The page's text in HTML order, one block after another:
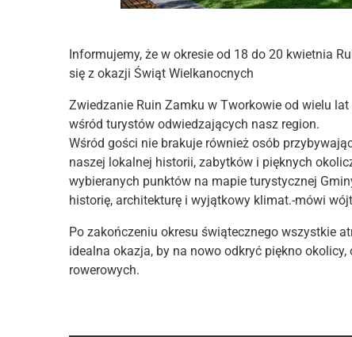
Informujemy, że w okresie od 18 do 20 kwietnia
się z okazji Świąt Wielkanocnych
Zwiedzanie Ruin Zamku w Tworkowie od wielu
wśród turystów odwiedzających nasz region.
Wśród gości nie brakuje również osób
naszej lokalnej historii, zabytków i pięknych
wybieranych punktów na mapie turystycznej
historię, architekturę i wyjątkowy klimat.-mówi
Po zakończeniu okresu świątecznego wszystkie
idealna okazja, by na nowo odkryć piękno
rowerowych.